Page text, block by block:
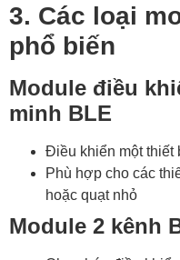
3. Các loại
phổ biến
Module điều
minh BLE
Điều khiển một thiết
Phù hợp cho các
hoặc quạt nhỏ
Module 2 kênh